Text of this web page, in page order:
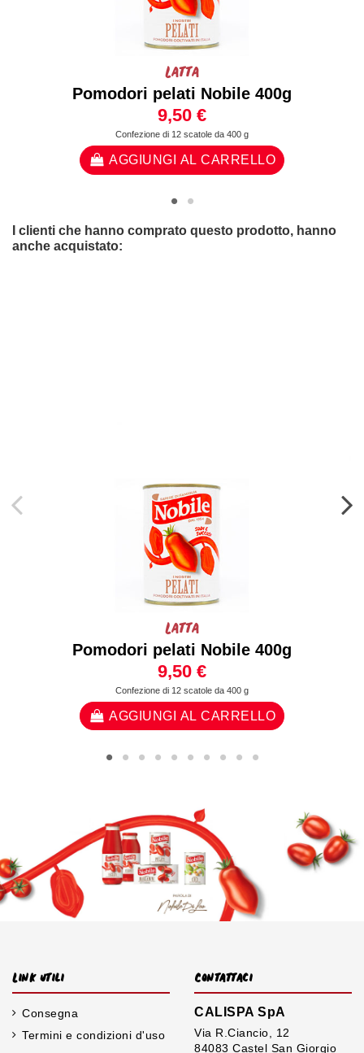
Latta
Pomodori pelati Nobile 400g
9,50 €
Confezione di 12 scatole da 400 g
AGGIUNGI AL CARRELLO
I clienti che hanno comprato questo prodotto, hanno
anche acquistato:
Latta
Pomodori pelati Nobile 400g
9,50 €
Confezione di 12 scatole da 400 g
AGGIUNGI AL CARRELLO
Link utili
Consegna
Termini e condizioni d'uso
Contattaci
CALISPA SpA
Via R.Ciancio, 12
84083 Castel San Giorgio